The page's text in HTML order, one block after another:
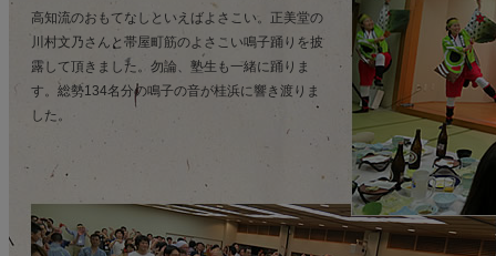
高知流のおもてなしといえばよさこい。正美堂の
川村文乃さんと帯屋町筋のよさこい鳴子踊りを披
露して頂きました。勿論、塾生も一緒に踊りま
す。総勢134名分の鳴子の音が桂浜に響き渡りま
した。